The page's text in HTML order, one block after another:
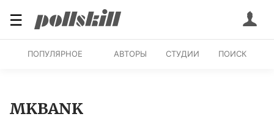
☰
ПОПУЛЯРНОЕ АВТОРЫ СТУДИИ ПОИСК
MKBANK